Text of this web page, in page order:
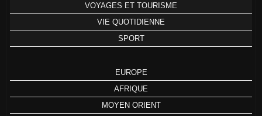
VOYAGES ET TOURISME
VIE QUOTIDIENNE
SPORT
EUROPE
AFRIQUE
MOYEN ORIENT